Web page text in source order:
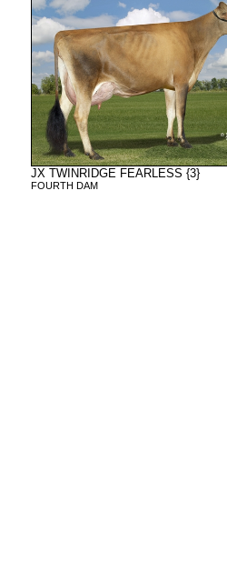
JX TWINRIDGE FEARLESS {3}
FOURTH DAM